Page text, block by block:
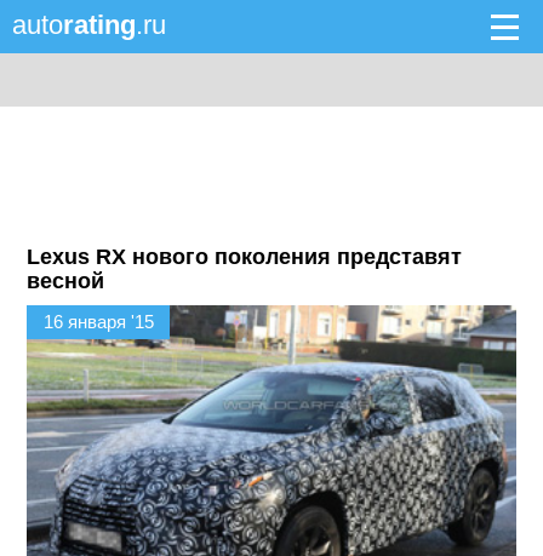
autorating.ru
Lexus RX нового поколения представят
весной
16 января '15